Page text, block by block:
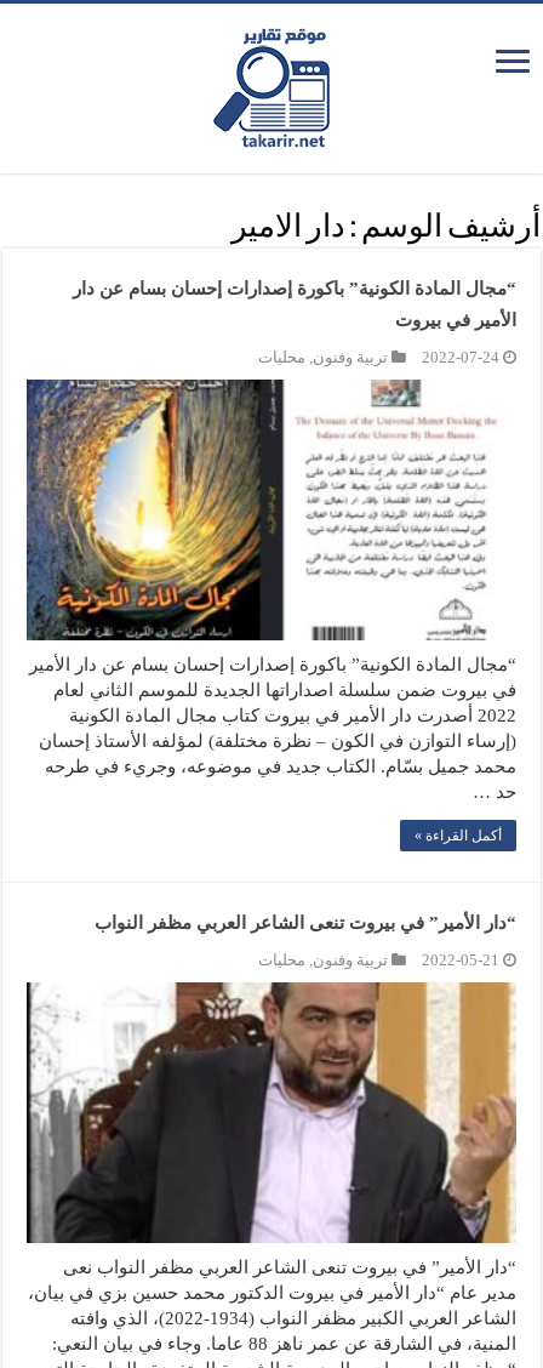
أرشيف الوسم : دار الامير
“مجال المادة الكونية” باكورة إصدارات إحسان بسام عن دار
الأمير في بيروت
2022-07-24 تربية وفنون, محليات
“مجال المادة الكونية” باكورة إصدارات إحسان بسام عن دار الأمير
في بيروت ضمن سلسلة اصداراتها الجديدة للموسم الثاني لعام
2022 أصدرت دار الأمير في بيروت كتاب مجال المادة الكونية
(إرساء التوازن في الكون – نظرة مختلفة) لمؤلفه الأستاذ إحسان
محمد جميل بسّام. الكتاب جديد في موضوعه، وجريء في طرحه
حد …
أكمل القراءة »
“دار الأمير” في بيروت تنعى الشاعر العربي مظفر النواب
2022-05-21 تربية وفنون محليات
“دار الأمير” في بيروت تنعى الشاعر العربي مظفر النواب نعى
مدير عام “دار الأمير في بيروت الدكتور محمد حسين بزي في بيان،
الشاعر العربي الكبير مظفر النواب (1934-2022)، الذي وافته
المنية، في الشارقة عن عمر ناهز 88 عاما. وجاء في بيان النعي: